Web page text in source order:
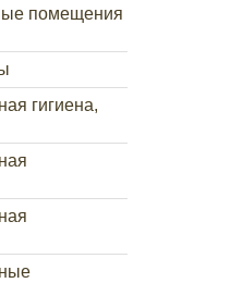
помещения
гигиена,